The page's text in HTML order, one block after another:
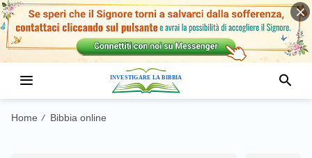
Home / Bibbia online
Antico Testamento1 Nuovo Testamento
Genesi